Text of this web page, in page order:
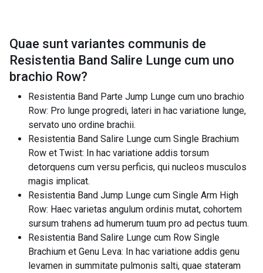
Quae sunt variantes communis de
Resistentia Band Salire Lunge cum uno
brachio Row?
Resistentia Band Parte Jump Lunge cum uno brachio
Row: Pro lunge progredi, lateri in hac variatione lunge,
servato uno ordine brachii.
Resistentia Band Salire Lunge cum Single Brachium
Row et Twist: In hac variatione addis torsum
detorquens cum versu perficis, qui nucleos musculos
magis implicat.
Resistentia Band Jump Lunge cum Single Arm High
Row: Haec varietas angulum ordinis mutat, cohortem
sursum trahens ad humerum tuum pro ad pectus tuum.
Resistentia Band Salire Lunge cum Row Single
Brachium et Genu Leva: In hac variatione addis genu
levamen in summitate pulmonis salti, quae stateram